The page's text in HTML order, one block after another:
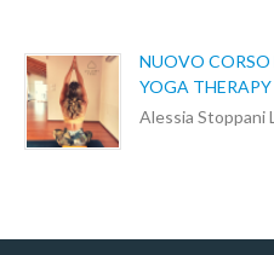
NUOVO CORSO
YOGA
Alessia Stoppani